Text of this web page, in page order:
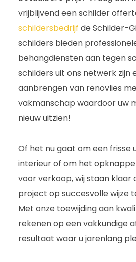
vrijblijvend een schilder
schildersbedrijf de Schilder-
schilders bieden
behangdiensten aan tegen
schilders uit ons netwerk zijn
aanbrengen van renovlies
vakmanschap waardoor uw
nieuw uitzien!
Of het nu gaat om een frisse
interieur of om het
voor verkoop, wij staan klaar
project op succesvolle wijze
Met onze toewijding aan
rekenen op een vakkundige
resultaat waar u jarenlang